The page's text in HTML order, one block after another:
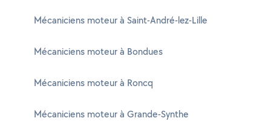
Mécaniciens moteur à Saint-André-lez-Lille
Mécaniciens moteur à Bondues
Mécaniciens moteur à Roncq
Mécaniciens moteur à Grande-Synthe